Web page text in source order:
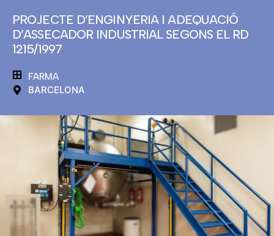
PROJECTE D’ENGINYERIA I ADEQUACIÓ
D’ASSECADOR INDUSTRIAL SEGONS EL RD
1215/1997
FARMA
BARCELONA